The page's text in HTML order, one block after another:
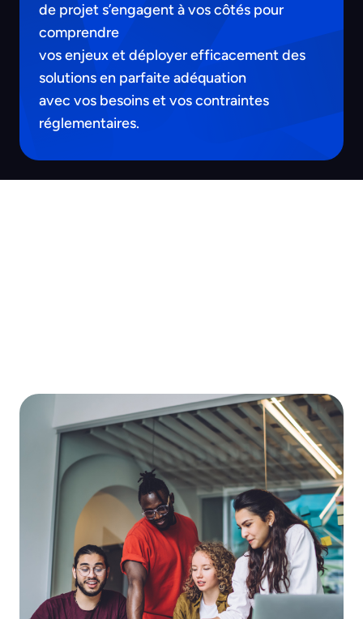
de projet s’engagent à vos côtés pour
comprendre
vos enjeux et déployer efficacement des
solutions en parfaite adéquation
avec vos besoins et vos contraintes
réglementaires.